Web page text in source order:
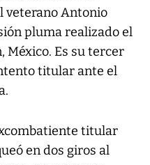
veterano Antonio
pluma realizado el
México. Es su tercer
titular ante el
titular
en dos giros al